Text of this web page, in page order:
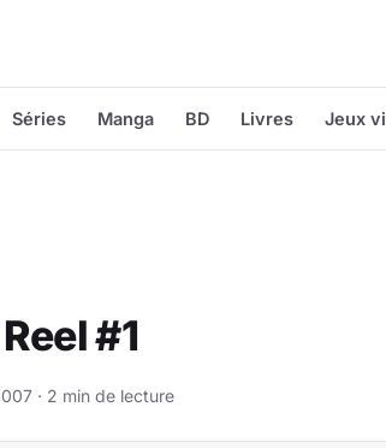
Séries Manga BD Livres Jeux
#1
· 2 min de lecture